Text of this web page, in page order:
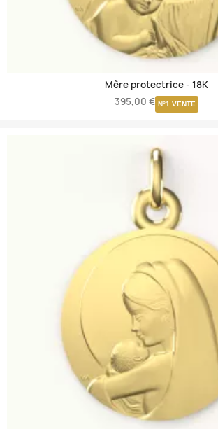
Mère protectrice - 18K
395,00 € N°1 VENTE